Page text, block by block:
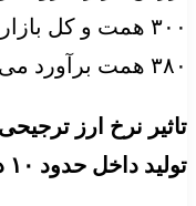
۳۰۰ همت و کل
۳۸۰ همت برآورد می‌شود.
تاثیر نرخ ارز
تولید داخل حدود ۱۰ درصد است